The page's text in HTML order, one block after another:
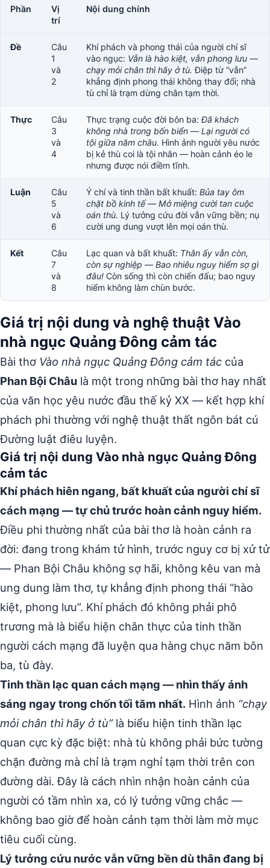
Phần
Vị
trí
Nội dung chính
Đề
Câu
1
và
2
Khí phách và phong thái của người chí sĩ
vào ngục: Vẫn là hào kiệt, vẫn phong lưu —
chạy mỏi chân thì hãy ở tù. Điệp từ “vẫn”
khẳng định phong thái không thay đổi; nhà
tù chỉ là trạm dừng chân tạm thời.
Thực
Câu
3
và
4
Thực trạng cuộc đời bôn ba: Đã khách
không nhà trong bốn biển — Lại người có
tội giữa năm châu. Hình ảnh người yêu nước
bị kẻ thù coi là tội nhân — hoàn cảnh éo le
nhưng được nói điềm tĩnh.
Luận
Câu
5
và
6
Ý chí và tinh thần bất khuất: Bủa tay ôm
chặt bồ kinh tế — Mở miệng cười tan cuộc
oán thù. Lý tưởng cứu đời vẫn vững bền; nụ
cười ung dung vượt lên mọi oán thù.
Kết
Câu
7
và
8
Lạc quan và bất khuất: Thân ấy vẫn còn,
còn sự nghiệp — Bao nhiêu nguy hiểm sợ gì
đâu! Còn sống thì còn chiến đấu; bao nguy
hiểm không làm chùn bước.
Giá trị nội dung và nghệ thuật Vào
nhà ngục Quảng Đông cảm tác
Bài thơ Vào nhà ngục Quảng Đông cảm tác của
Phan Bội Châu là một trong những bài thơ hay nhất
của văn học yêu nước đầu thế kỷ XX — kết hợp khí
phách phi thường với nghệ thuật thất ngôn bát cú
Đường luật điêu luyện.
Giá trị nội dung Vào nhà ngục Quảng Đông
cảm tác
Khí phách hiên ngang, bất khuất của người chí sĩ
cách mạng — tự chủ trước hoàn cảnh nguy hiểm.
Điều phi thường nhất của bài thơ là hoàn cảnh ra
đời: đang trong khám tử hình, trước nguy cơ bị xử tử
— Phan Bội Châu không sợ hãi, không kêu van mà
ung dung làm thơ, tự khẳng định phong thái “hào
kiệt, phong lưu”. Khí phách đó không phải phô
trương mà là biểu hiện chân thực của tinh thần
người cách mạng đã luyện qua hàng chục năm bôn
ba, tù đày.
Tinh thần lạc quan cách mạng — nhìn thấy ánh
sáng ngay trong chốn tối tăm nhất. Hình ảnh “chạy
mỏi chân thì hãy ở tù”là biểu hiện tinh thần lạc
quan cực kỳ đặc biệt: nhà tù không phải bức tường
chặn đường mà chỉ là trạm nghỉ tạm thời trên con
đường dài. Đây là cách nhìn nhận hoàn cảnh của
người có tầm nhìn xa, có lý tưởng vững chắc —
không bao giờ để hoàn cảnh tạm thời làm mờ mục
tiêu cuối cùng.
Lý tưởng cứu nước vẫn vững bền dù thân đang bị